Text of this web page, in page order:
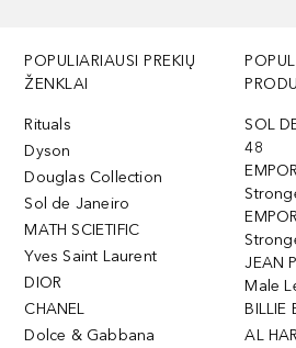
POPULIARIAUSI PREKIŲ
ŽENKLAI
Rituals
Dyson
Douglas Collection
Sol de Janeiro
MATH SCIETIFIC
Yves Saint Laurent
DIOR
CHANEL
Dolce & Gabbana
SOL
48
JEAN
Male
BILLIE
AL